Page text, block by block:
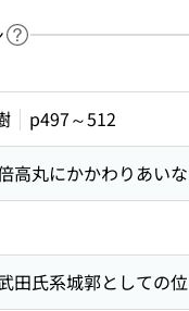
ヘルプページへのリン
次内を検索
p497～512
高丸にかかわりあい
田氏系城郭としての